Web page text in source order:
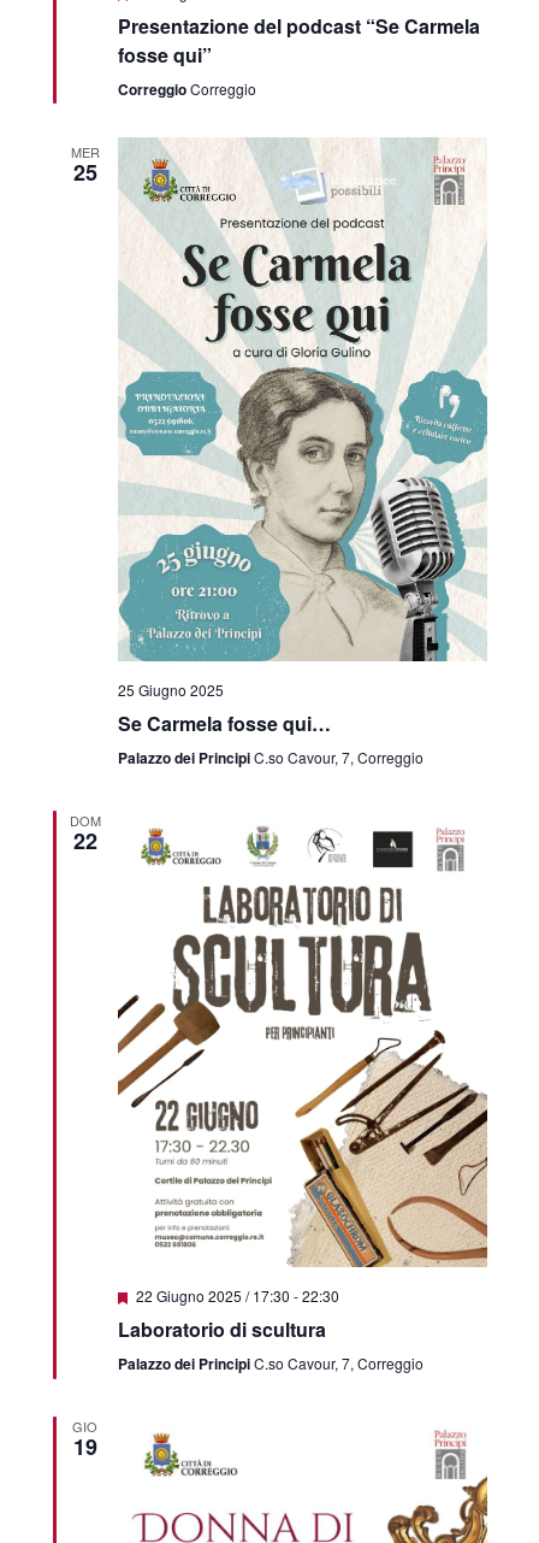
Presentazione del podcast “Se Carmela
fosse qui”
CorreggioCorreggio
MER
25
25 Giugno 2025
Se Carmela fosse qui…
Palazzo dei PrincipiC.so Cavour, 7, Correggio
DOM
22
Segnalati
22 Giugno 2025 / 17:30 -22:30
Laboratorio di scultura
Palazzo dei PrincipiC.so Cavour, 7, Correggio
GIO
19